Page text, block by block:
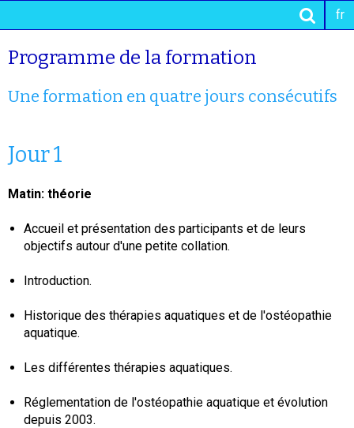
fr
Programme de la formation
Une formation en quatre jours consécutifs
Jour 1
Matin: théorie
Accueil et présentation des participants et de leurs
objectifs autour d'une petite collation.
Introduction.
Historique des thérapies aquatiques et de l'ostéopathie
aquatique.
Les différentes thérapies aquatiques.
Réglementation de l'ostéopathie aquatique et évolution
depuis 2003.